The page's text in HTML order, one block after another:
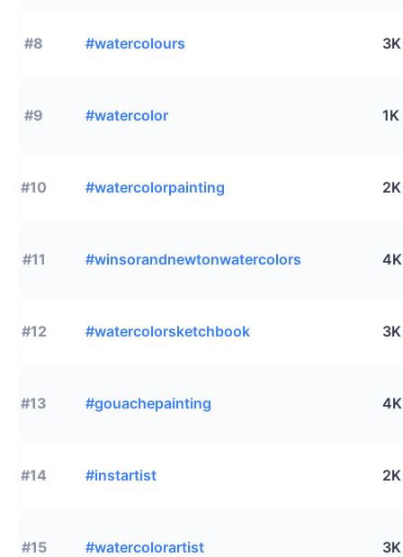
#8 #watercolours 3K
#9 #watercolor 1K
#10 #watercolorpainting 2K
#11 #winsorandnewtonwatercolors 4K
#12 #watercolorsketchbook 3K
#13 #gouachepainting 4K
#14 #instartist 2K
#15 #watercolorartist 3K